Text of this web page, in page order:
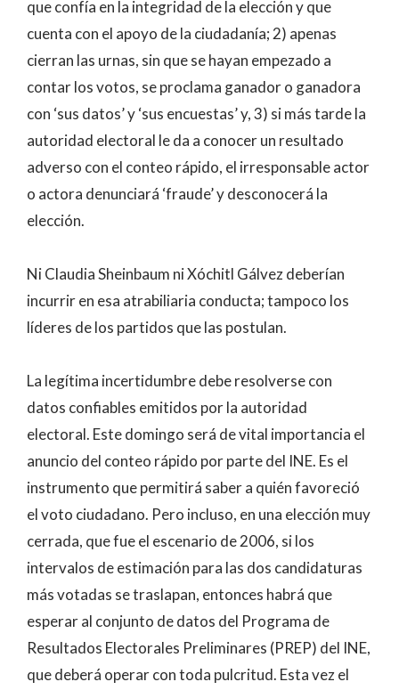
que confía en la integridad de la elección y que
cuenta con el apoyo de la ciudadanía; 2) apenas
cierran las urnas, sin que se hayan empezado a
contar los votos, se proclama ganador o ganadora
con ‘sus datos’ y ‘sus encuestas’ y, 3) si más tarde la
autoridad electoral le da a conocer un resultado
adverso con el conteo rápido, el irresponsable actor
o actora denunciará ‘fraude’ y desconocerá la
elección.
Ni Claudia Sheinbaum ni Xóchitl Gálvez deberían
incurrir en esa atrabiliaria conducta; tampoco los
líderes de los partidos que las postulan.
La legítima incertidumbre debe resolverse con
datos confiables emitidos por la autoridad
electoral. Este domingo será de vital importancia el
anuncio del conteo rápido por parte del INE. Es el
instrumento que permitirá saber a quién favoreció
el voto ciudadano. Pero incluso, en una elección muy
cerrada, que fue el escenario de 2006, si los
intervalos de estimación para las dos candidaturas
más votadas se traslapan, entonces habrá que
esperar al conjunto de datos del Programa de
Resultados Electorales Preliminares (PREP) del INE,
que deberá operar con toda pulcritud. Esta vez el